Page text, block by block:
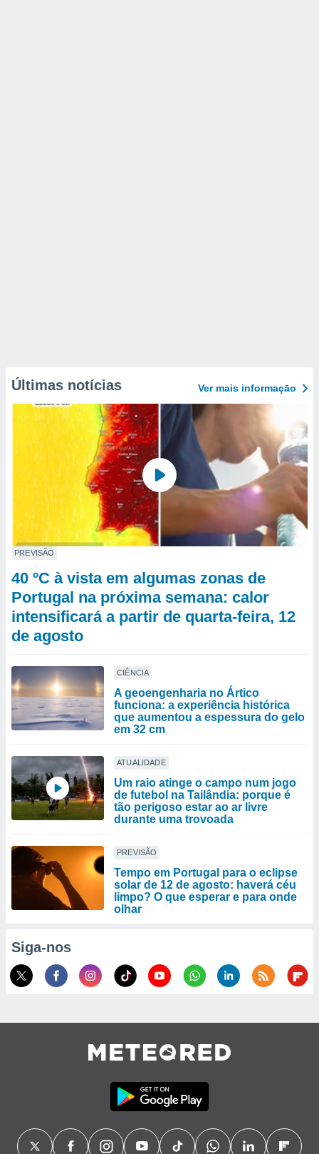
Últimas notícias Ver mais informaçāo
PREVISÃO
40 ºC à vista em algumas zonas de
Portugal na próxima semana: calor
intensificará a partir de quarta-feira, 12
de agosto
CIÊNCIA
A geoengenharia no Ártico
funciona: a experiência histórica
que aumentou a espessura do gelo
em 32 cm
ATUALIDADE
Um raio atinge o campo num jogo
de futebol na Tailândia: porque é
tão perigoso estar ao ar livre
durante uma trovoada
PREVISÃO
Tempo em Portugal para o eclipse
solar de 12 de agosto: haverá céu
limpo? O que esperar e para onde
olhar
Siga-nos